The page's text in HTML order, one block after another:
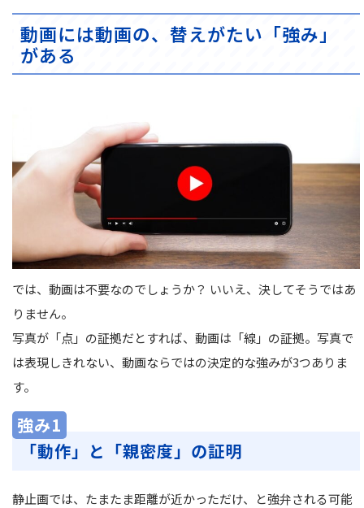
動画には動画の、替えがたい「強み」
がある
では、動画は不要なのでしょうか？ いいえ、決してそうではあ
りません。
写真が「点」の証拠だとすれば、動画は「線」の証拠。写真で
は表現しきれない、動画ならではの決定的な強みが3つありま
す。
強み1
「動作」と「親密度」の証明
静止画では、たまたま距離が近かっただけ、と強弁される可能